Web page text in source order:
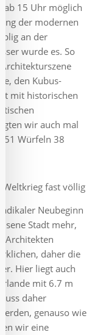
ab 15 Uhr möglich
der modernen
an der
wurde es. So
den Kubus-
mit historischen
wir auch mal
51 Würfeln 38
Weltkrieg fast völlig
Neubeginn
Stadt mehr,
Architekten
daher die
Hier liegt auch
mit 6.7 m
daher
genauso wie
wir eine